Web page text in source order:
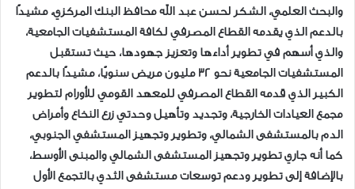
والبحث العلمي، الشكر لحسن عبد الله محافظ البنك المركزي، مشيدًا
بالدعم الذي يقدمه القطاع المصرفي لكافة المستشفيات الجامعية،
والذي أسهم في تطوير أداءها وتعزيز جهودها، حيث تستقبل
المستشفيات الجامعية نحو 32 مليون مريض سنويًا، مشيدًا بالدعم
الكبير الذي قدمه القطاع المصرفي للمعهد القومي للأورام لتطوير
مجمع العيادات الخارجية، وتجديد وتأهيل وحدتي زرع النخاع وأمراض
الدم بالمستشفى الشمالي، وتطوير وتجهيز المستشفي الجنوبي،
كما أنه جاري تطوير وتجهيز المستشفى الشمالي والمبنى الأوسط،
بالإضافة إلى تطوير ودعم توسعات مستشفى الثدي بالتجمع الأول